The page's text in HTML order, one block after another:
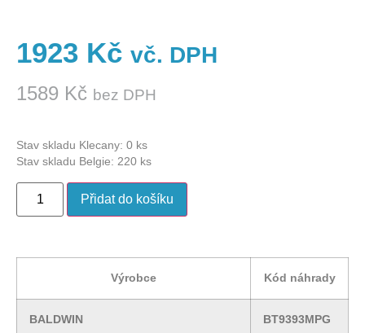
1923 Kč vč. DPH
1589 Kč bez DPH
Stav skladu Klecany: 0 ks
Stav skladu Belgie: 220 ks
Přidat do košíku
Výrobce Kód náhrady
BALDWIN BT9393MPG